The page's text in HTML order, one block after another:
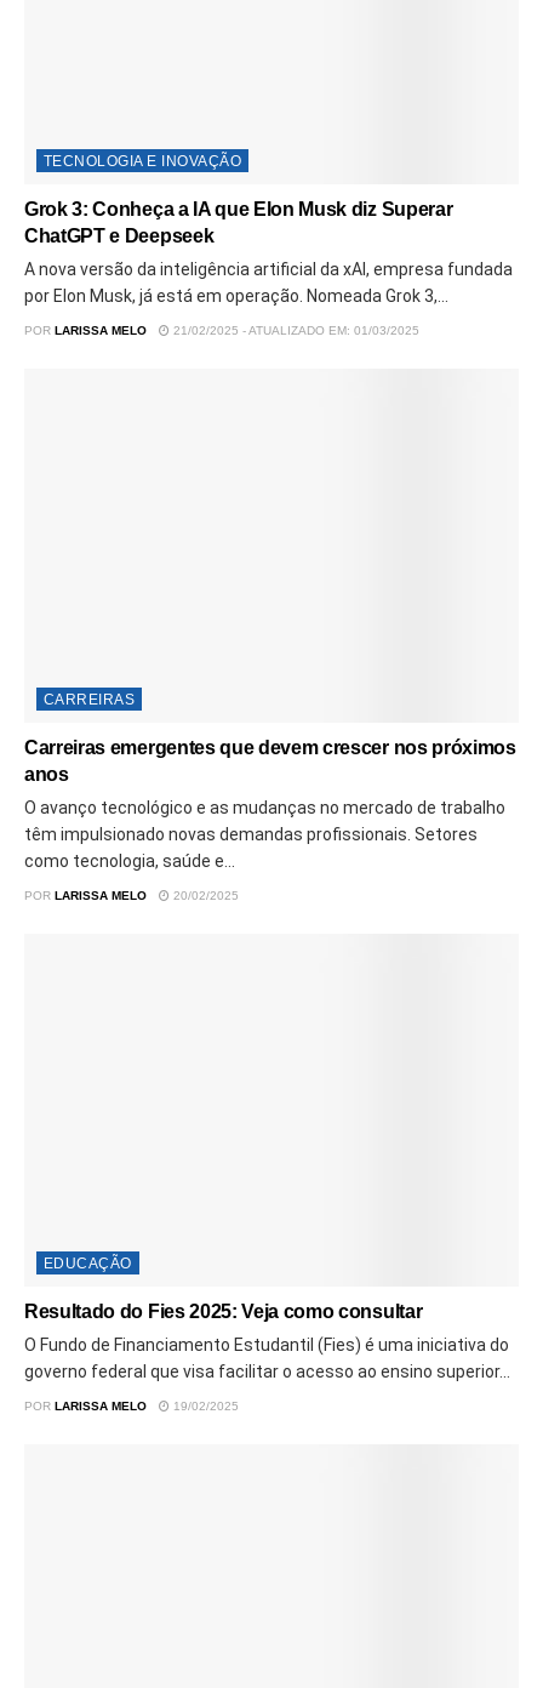
TECNOLOGIA E INOVAÇÃO
Grok 3: Conheça a IA que Elon Musk diz Superar
ChatGPT e Deepseek
A nova versão da inteligência artificial da xAI, empresa fundada
por Elon Musk, já está em operação. Nomeada Grok 3,...
POR LARISSA MELO 21/02/2025 - ATUALIZADO EM: 01/03/2025
CARREIRAS
Carreiras emergentes que devem crescer nos próximos
anos
O avanço tecnológico e as mudanças no mercado de trabalho
têm impulsionado novas demandas profissionais. Setores
como tecnologia, saúde e...
POR LARISSA MELO 20/02/2025
EDUCAÇÃO
Resultado do Fies 2025: Veja como consultar
O Fundo de Financiamento Estudantil (Fies) é uma iniciativa do
governo federal que visa facilitar o acesso ao ensino superior...
POR LARISSA MELO 19/02/2025